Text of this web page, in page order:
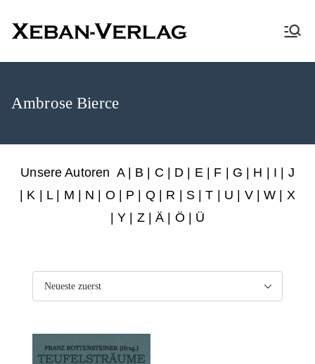
XEBAN-Verlag
Ambrose Bierce
Unsere Autoren A| B C D E| F G H I
J
K L| M N O P Q| R S |T U V|W
X
Y Z|Ä | Ö | Ü